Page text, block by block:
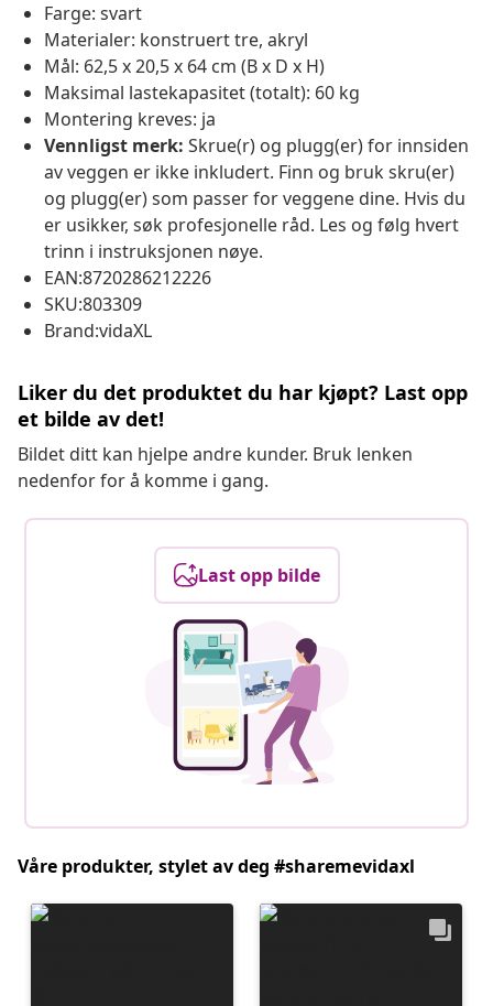
Farge: svart
Materialer: konstruert tre, akryl
Mål: 62,5 x 20,5 x 64 cm (B x D x H)
Maksimal lastekapasitet (totalt): 60 kg
Montering kreves: ja
Vennligst merk: Skrue(r) og plugg(er) for innsiden
av veggen er ikke inkludert. Finn og bruk skru(er)
og plugg(er) som passer for veggene dine. Hvis du
er usikker, søk profesjonelle råd. Les og følg hvert
trinn i instruksjonen nøye.
EAN:8720286212226
SKU:803309
Brand:vidaXL
Liker du det produktet du har kjøpt? Last opp
et bilde av det!
Bildet ditt kan hjelpe andre kunder. Bruk lenken
nedenfor for å komme i gang.
Last opp bilde
Våre produkter, stylet av deg #sharemevidaxl